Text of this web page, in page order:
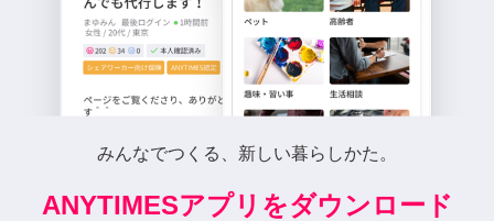
みんなでつくる、新しい暮らしかた。
ANYTIMESアプリをダウンロード